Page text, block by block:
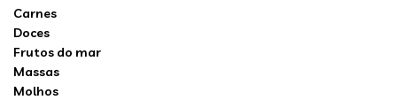
Carnes
Doces
Frutos do mar
Massas
Molhos